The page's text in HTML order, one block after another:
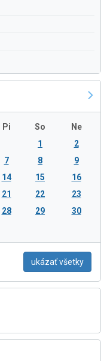
Pi So
Ne
1
2
7 8
9
14 15
16
21 22
23
28 29
30
ukázať všetky